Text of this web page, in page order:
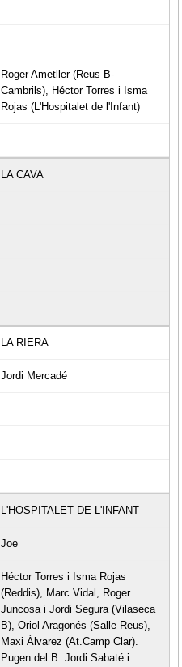
Roger Ametller (Reus B-
Cambrils), Héctor Torres i Isma
Rojas (L'Hospitalet de l'Infant)
LA CAVA
LA RIERA
Jordi Mercadé
L'HOSPITALET DE L'INFANT
Joe
Héctor Torres i Isma Rojas
(Reddis), Marc Vidal, Roger
Juncosa i Jordi Segura (Vilaseca
B), Oriol Aragonés (Salle Reus),
Maxi Álvarez (At.Camp Clar).
Pugen del B: Jordi Sabaté i